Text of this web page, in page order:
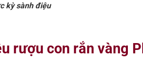
kỳ sành điệu
rượu con rắn vàng